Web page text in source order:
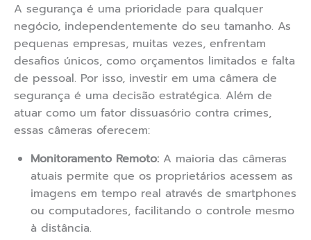
A segurança é uma prioridade para qualquer
negócio, independentemente do seu tamanho. As
pequenas empresas, muitas vezes, enfrentam
desafios únicos, como orçamentos limitados e falta
de pessoal. Por isso, investir em uma câmera de
segurança é uma decisão estratégica. Além de
atuar como um fator dissuasório contra crimes,
essas câmeras oferecem:
Monitoramento Remoto: A maioria das câmeras
atuais permite que os proprietários acessem as
imagens em tempo real através de smartphones
ou computadores, facilitando o controle mesmo
à distância.